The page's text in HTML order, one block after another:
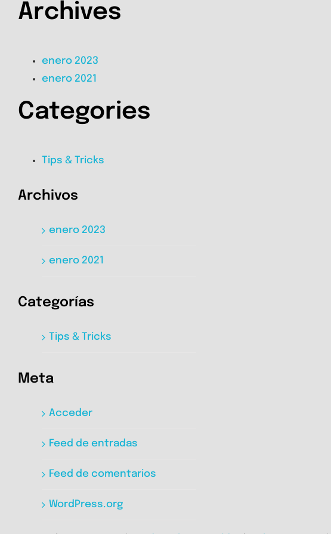
Archives
enero 2023
enero 2021
Categories
Tips & Tricks
Archivos
enero 2023
enero 2021
Categorías
Tips & Tricks
Meta
Acceder
Feed de entradas
Feed de comentarios
WordPress.org